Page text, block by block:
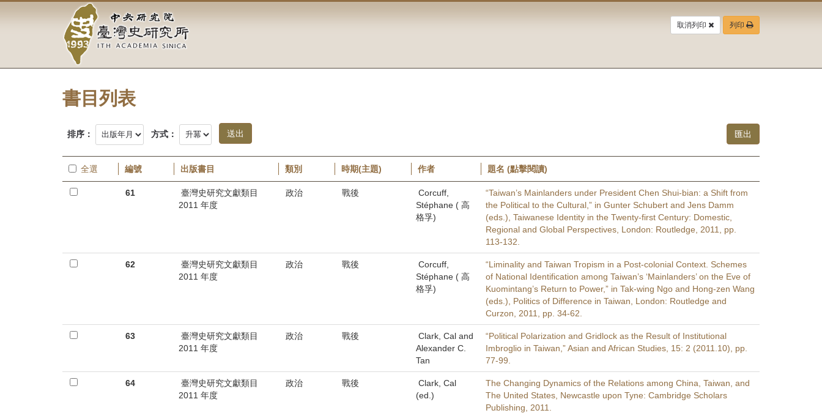
容
中
央
研
究
院-
臺
灣
史
研
所-
首
取消列印 列印
書目列表
排序： 方式：
全選 編號 出版書目 類別 時期(主題) 作者 題名 (點擊閱讀)
61
臺灣史研究文獻類目
2011 年度
政治 戰後
Corcuff,
Stéphane ( 高
格孚)
“Taiwan’s Mainlanders under President Chen Shui-bian: a Shift from
the Political to the Cultural,” in Gunter Schubert and Jens Damm
(eds.), Taiwanese Identity in the Twenty-first Century: Domestic,
Regional and Global Perspectives, London: Routledge, 2011, pp.
113-132.
62
臺灣史研究文獻類目
2011 年度
政治 戰後
Corcuff,
Stéphane ( 高
格孚)
“Liminality and Taiwan Tropism in a Post-colonial Context. Schemes
of National Identification among Taiwan’s ‘Mainlanders’ on the Eve of
Kuomintang’s Return to Power,” in Tak-wing Ngo and Hong-zen Wang
(eds.), Politics of Difference in Taiwan, London: Routledge and
Curzon, 2011, pp. 34-62.
63
臺灣史研究文獻類目
2011 年度
政治 戰後
Clark, Cal and
Alexander C.
Tan
“Political Polarization and Gridlock as the Result of Institutional
Imbroglio in Taiwan,” Asian and African Studies, 15: 2 (2011.10), pp.
77-99.
64
臺灣史研究文獻類目
2011 年度
政治 戰後
Clark, Cal
(ed.)
The Changing Dynamics of the Relations among China, Taiwan, and
The United States, Newcastle upon Tyne: Cambridge Scholars
Publishing, 2011.